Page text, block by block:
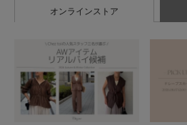
オンラインストア